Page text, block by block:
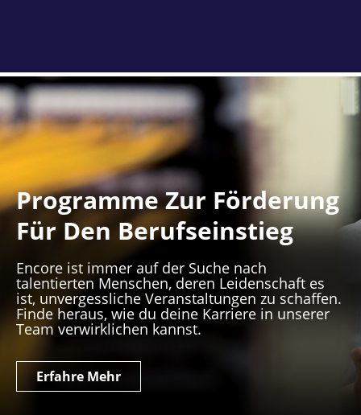
Programme Zur Förderung
Für Den Berufseinstieg
Encore ist immer auf der Suche nach
talentierten Menschen, deren Leidenschaft es
ist, unvergessliche Veranstaltungen zu schaffen.
Finde heraus, wie du deine Karriere in unserer
Team verwirklichen kannst.
Erfahre Mehr